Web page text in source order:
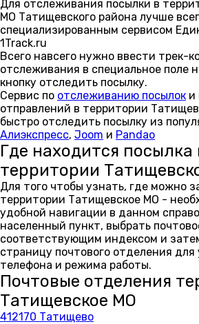
Для отслеживания посылки в
МО Татищевского района лучше
специализированным сервисом
1Track.ru
Всего навсего нужно ввести трек-
отслеживания в специальное поле
кнопку отследить посылку.
Сервис по отслеживанию посылок и
отправлений в территории
быстро отследить посылку из
Алиэкспресс, Joom и Pandao
Где находится посылка
территории
Для того чтобы узнать, где можно
территории Татищевское МО -
удобной навигации в данном
населенный пункт, выбрать
соответствующим индексом и
страницу почтового отделения
телефона и режима работы.
Почтовые отделения
Татищевское МО
412170 Татищево